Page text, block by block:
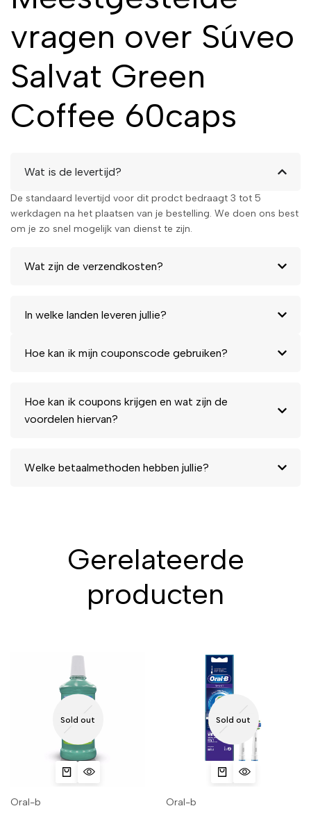
vragen over Súveo
Salvat Green
Coffee 60caps
Wat is de levertijd?
De standaard levertijd voor dit prodct bedraagt 3 tot 5
werkdagen na het plaatsen van je bestelling. We doen ons best
om je zo snel mogelijk van dienst te zijn.
Wat zijn de verzendkosten?
In welke landen leveren jullie?
Hoe kan ik mijn couponscode gebruiken?
Hoe kan ik coupons krijgen en wat zijn de
voordelen hiervan?
Welke betaalmethoden hebben jullie?
Gerelateerde
producten
Sold out
Oral-b
Sold out
Oral-b